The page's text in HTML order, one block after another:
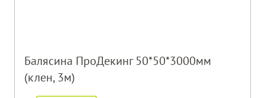
Балясина ПроДекинг 50*50*3000мм
(клен, 3м)